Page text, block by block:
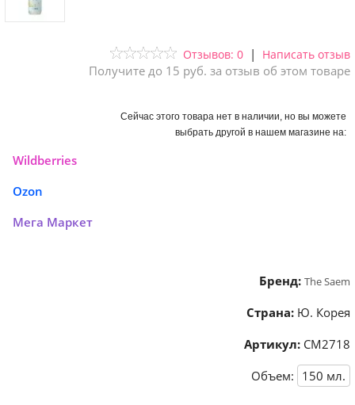
Отзывов: 0 | Написать отзыв
Получите до 15 руб. за отзыв об этом товаре
Сейчас этого товара нет в наличии, но вы можете
выбрать другой в нашем магазине на:
Wildberries
Ozon
Мега Маркет
Бренд: The Saem
Страна: Ю. Корея
Артикул: СМ2718
Объем: 150 мл.